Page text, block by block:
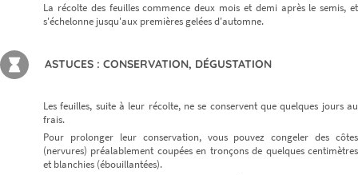
La récolte des feuilles commence deux mois et demi après le semis, et
s'échelonne jusqu'aux premières gelées d'automne.
ASTUCES : CONSERVATION, DÉGUSTATION
Les feuilles, suite à leur récolte, ne se conservent que quelques jours au
frais.
Pour prolonger leur conservation, vous pouvez congeler des côtes
(nervures) préalablement coupées en tronçons de quelques centimètres
et blanchies (ébouillantées).